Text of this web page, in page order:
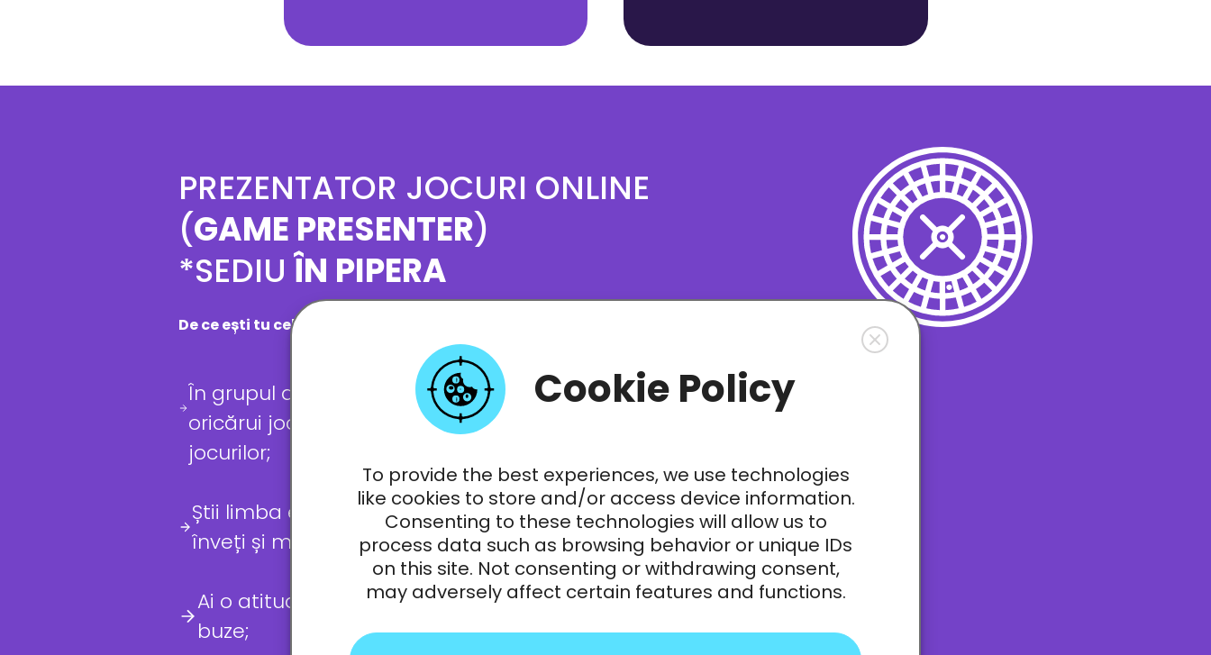
Cookie Policy
To provide the best experiences, we use technologies
like cookies to store and/or access device information.
Consenting to these technologies will allow us to
process data such as browsing behavior or unique IDs
on this site. Not consenting or withdrawing consent,
may adversely affect certain features and functions.
PREZENTATOR JOCURI ONLINE
(GAME PRESENTER)
*SEDIU ÎN PIPERA
De ce ești tu cel potrivit pentru acest rol? Pentru că…
În grupul de prieteni ești cel care citește regulile
oricărui joc, ești gata să le prezinți și să fii liderul
jocurilor;
Știi limba engleză, nivel începător și ești dispus să o
înveți și mai bine de atât;
Ai o atitudine pozitivă și ești mereu cu zâmbetul pe
buze;